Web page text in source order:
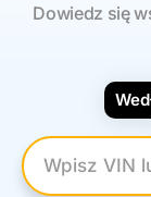
Dowiedz się
Wpisz numer